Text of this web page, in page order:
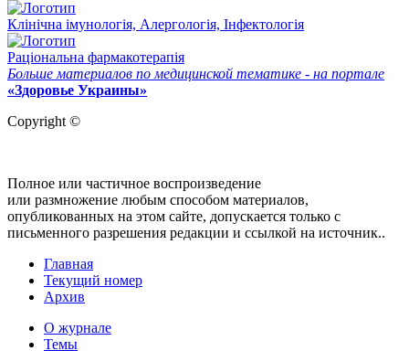
Клінічна імунологія, Алергологія, Інфектологія
Раціональна фармакотерапія
Больше материалов по медицинской тематике - на портале
«Здоровье Украины»
Copyright ©
Полное или частичное воспроизведение
или размножение любым способом материалов,
опубликованных на этом сайте, допускается только с
письменного разрешения редакции и ссылкой на источник..
Главная
Текущий номер
Архив
О журнале
Темы